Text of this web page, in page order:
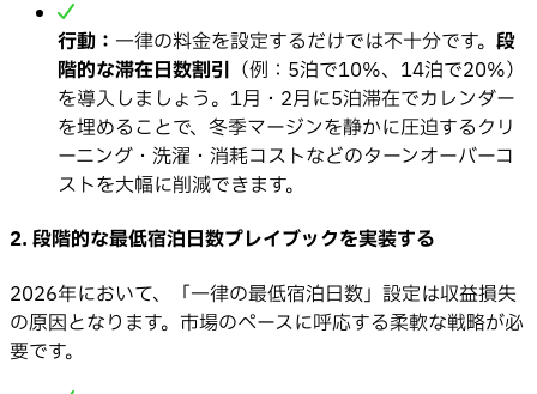
行動： 一律の料金を設定するだけでは不十分です。 段
階的な滞在日数割引 （例：5泊で10%、14泊で20%）
を導入しましょう。1月・2月に5泊滞在でカレンダー
を埋めることで、冬季マージンを静かに圧迫するクリ
ーニング・洗濯・消耗コストなどのターンオーバーコ
ストを大幅に削減できます。
2. 段階的な最低宿泊日数プレイブックを実装する
2026年において、「一律の最低宿泊日数」設定は収益損失
の原因となります。市場のペースに呼応する柔軟な戦略が必
要です。